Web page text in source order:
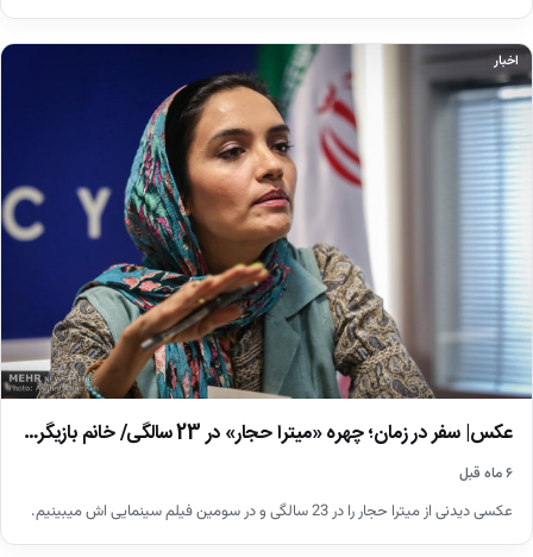
اخبار
عکس| سفر در زمان؛ چهره «میترا حجار» در 23 سالگی/ خانم بازیگر…
۶ ماه قبل
عکسی دیدنی از میترا حجار را در 23 سالگی و در سومین فیلم سینمایی اش میبینیم.